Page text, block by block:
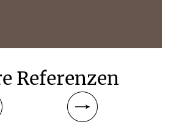
Referenzen